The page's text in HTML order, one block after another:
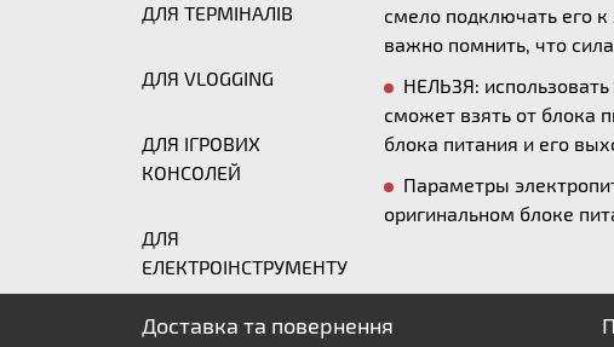
ДЛЯ ТЕРМІНАЛІВ
ДЛЯ VLOGGING
ДЛЯ ІГРОВИХ
КОНСОЛЕЙ
ДЛЯ
ЕЛЕКТРОІНСТРУМЕНТУ
смело подключать его
важно помнить, что
НЕЛЬЗЯ:
сможет взять от блока
блока питания и его
Параметры
оригинальном блоке
Доставка та повернення